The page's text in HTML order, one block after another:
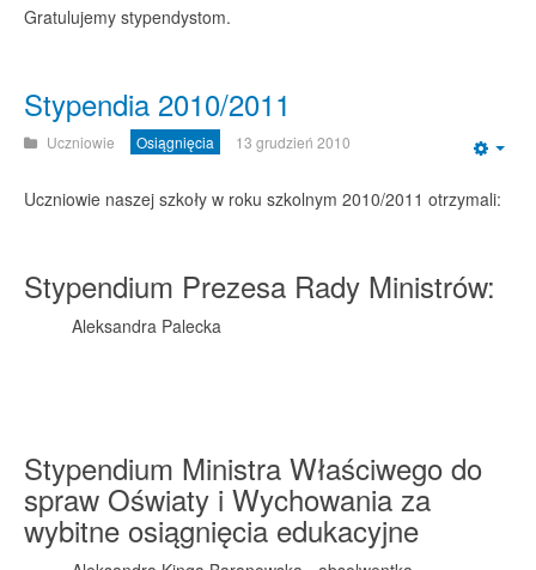
Gratulujemy stypendystom.
Stypendia 2010/2011
Uczniowie Osiągnięcia 13 grudzień 2010
Uczniowie naszej szkoły w roku szkolnym 2010/2011 otrzymali:
Stypendium Prezesa Rady Ministrów:
Aleksandra Palecka
Stypendium Ministra Właściwego do
spraw Oświaty i Wychowania za
wybitne osiągnięcia edukacyjne